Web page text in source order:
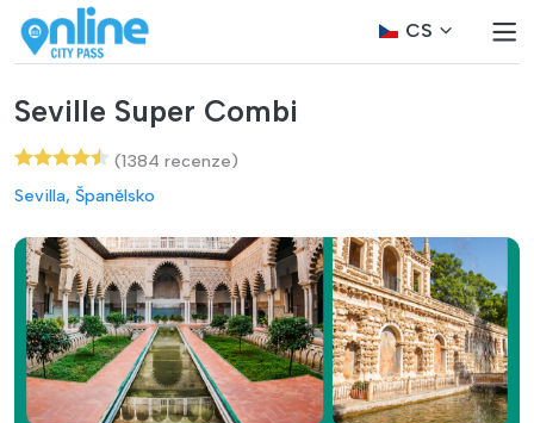
CS
Seville Super Combi
(1384 recenze)
Sevilla, Španělsko